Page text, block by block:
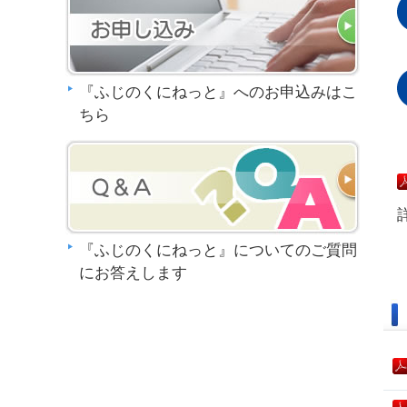
『ふじのくにねっと』へのお申込みはこ
ちら
『ふじのくにねっと』についてのご質問
にお答えします